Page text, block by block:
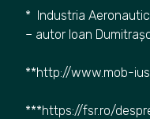
* Industria
– autor Ioan
**http://www.mob-
***https://fsr.ro/